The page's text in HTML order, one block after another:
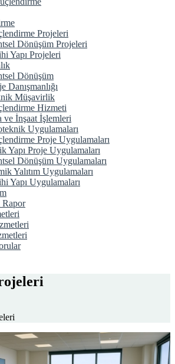
Projeleri
Dönüşüm Projeleri
Yapı Projeleri
Dönüşüm
Danışmanlığı
Müşavirlik
Hizmeti
ve İnşaat İşlemleri
Uygulamaları
Proje Uygulamaları
Yapı Proje Uygulamaları
Dönüşüm Uygulamaları
Yalıtım Uygulamaları
Yapı Uygulamaları